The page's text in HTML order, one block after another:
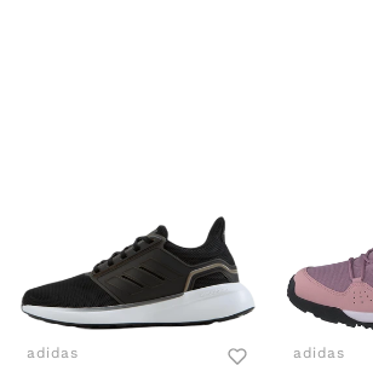
adidas adidas